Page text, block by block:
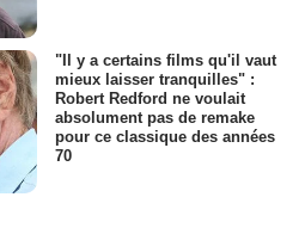
"Il y a certains films qu'il vaut
mieux laisser tranquilles" :
Robert Redford ne voulait
absolument pas de remake
pour ce classique des années
70